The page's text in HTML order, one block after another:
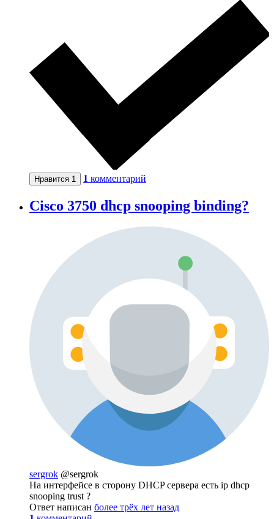
Нравится 1 1 комментарий
Cisco 3750 dhcp snooping binding?
sergrok @sergrok
На интерфейсе в сторону DHCP сервера есть ip dhcp
snooping trust ?
Ответ написан более трёх лет назад